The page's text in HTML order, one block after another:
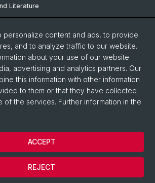
Literature
Literature
and Social Sciences
personalize content and ads, to provide
and to analyze traffic to our website.
about your use of our website
advertising and analytics partners. Our
this information with other information
to them or that they have collected
of the services. Further information in the
REJECT
ACCEPT